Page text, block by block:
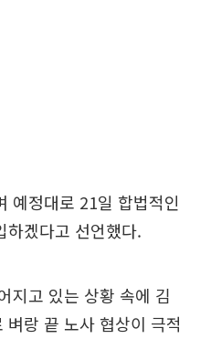
예정대로 21일 합법적인
하겠다고 선언했다.
지고 있는 상황 속에 김
랑 끝 노사 협상이 극적